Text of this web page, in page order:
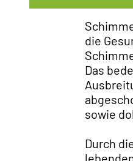
die
Das
sowie
Durch